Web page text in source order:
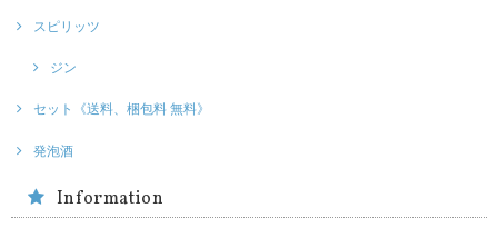
スピリッツ
ジン
セット《送料、梱包料 無料》
発泡酒
Information